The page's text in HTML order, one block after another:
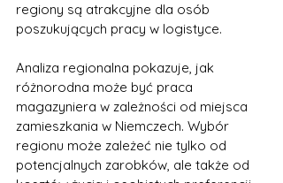
regiony są atrakcyjne dla osób
poszukujących pracy w logistyce.
Analiza regionalna pokazuje, jak
różnorodna może być praca
magazyniera w zależności od miejsca
zamieszkania w Niemczech. Wybór
regionu może zależeć nie tylko od
potencjalnych zarobków, ale także od